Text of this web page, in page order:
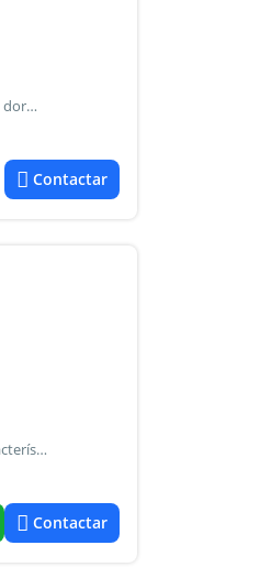
Excelente departamento de 2 ambientes.Cocina con muebles altos y bajos, living comedor un dormitorio con amplio placard. Baño completo con ducha.Balcón.Caldera dual. Cochera descubierta. Seguridad 24 hs. Sum. Apto profesional muy buena ubicación, con fácil acceso desde la panamericana.Rodeado de locales y comercios de gran utilidad.
Contactar
Departamento 2 ambientes con balcón, parrilla y cochera | islas del canal – edificio ribera características principales: 46,5 m² cubiertos. 12 m² de balcón. Living-comedor con cocina integrada, funcional y de diseño moderno. Lavadero independiente. Dormitorio con placard y cortinas blackout. Baño completo compartimentado. Amplio balcón con parrilla. Cochera cubierta. Confort y equipamiento: calefacción por losa radiante. Caldera dual. Aires acondicionados frío/calor en todos los ambientes. Amenities del complejo: seguridad las 24 horas. Piscina. Sum. Parrillas. Espacios verdes y juegos para niños. Jaureguiberry propiedades | más de 30 años acompañando a nuestros clientes en las mejores oportunidades inmobiliarias.
Contactar